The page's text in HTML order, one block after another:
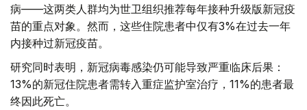
病——这两类人群均为世卫组织推荐每年接种升级版新冠疫
苗的重点对象。然而，这些住院患者中仅有3%在过去一年
内接种过新冠疫苗。
研究同时表明，新冠病毒感染仍可能导致严重临床后果：
13%的新冠住院患者需转入重症监护室治疗，11%的患者最
终因此死亡。